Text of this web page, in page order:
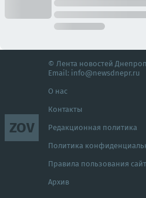
ZOV
© Лента новостей
Email: info@newsdnepr.ru
О нас
Контакты
Редакционная политика
Политика
Правила пользования
Архив